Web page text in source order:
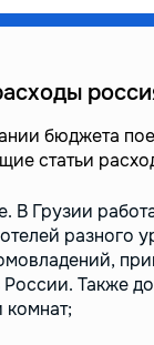
бюджета
статьи
В Грузии
разного
России. Также
комнат;